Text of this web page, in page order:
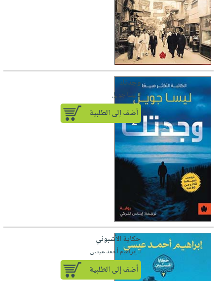
وجدتك
لـ ليسا جويل
أضف إلى الطلبية
حكاية الأشبوني
لـ إبراهيم أحمد عيسى
أضف إلى الطلبية